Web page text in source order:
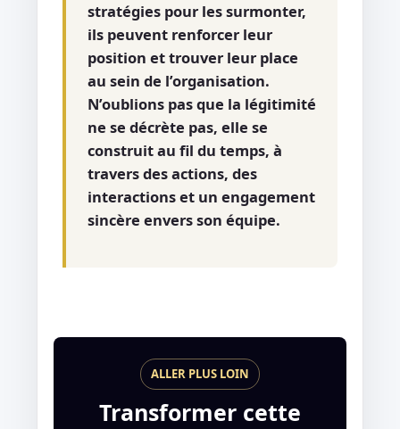
stratégies pour les surmonter,
ils peuvent renforcer leur
position et trouver leur place
au sein de l’organisation.
N’oublions pas que la légitimité
ne se décrète pas, elle se
construit au fil du temps, à
travers des actions, des
interactions et un engagement
sincère envers son équipe.
ALLER PLUS LOIN
Transformer cette